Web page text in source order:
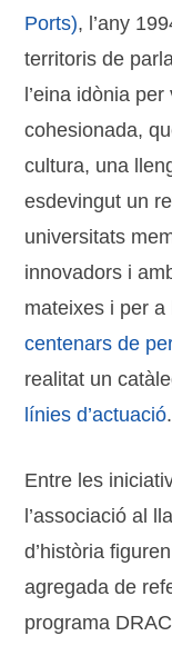
Ports), l’any
territoris de
l’eina idònia
cohesionada,
cultura, una
esdevingut un
universitats
innovadors i
mateixes i per
centenars de
realitat un
línies d’actuació.
Entre les
l’associació al
d’història
agregada de
programa DRAC